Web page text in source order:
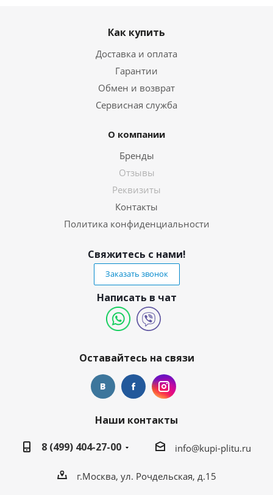
Как купить
Доставка и оплата
Гарантии
Обмен и возврат
Сервисная служба
О компании
Бренды
Отзывы
Реквизиты
Контакты
Политика конфиденциальности
Свяжитесь с нами!
Заказать звонок
Написать в чат
Оставайтесь на связи
Наши контакты
8 (499) 404-27-00
info@kupi-plitu.ru
г.Москва, ул. Рочдельская, д.15